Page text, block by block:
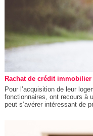
Rachat de crédit
Pour l’acquisition de leur
fonctionnaires, ont recours à
peut s’avérer intéressant de